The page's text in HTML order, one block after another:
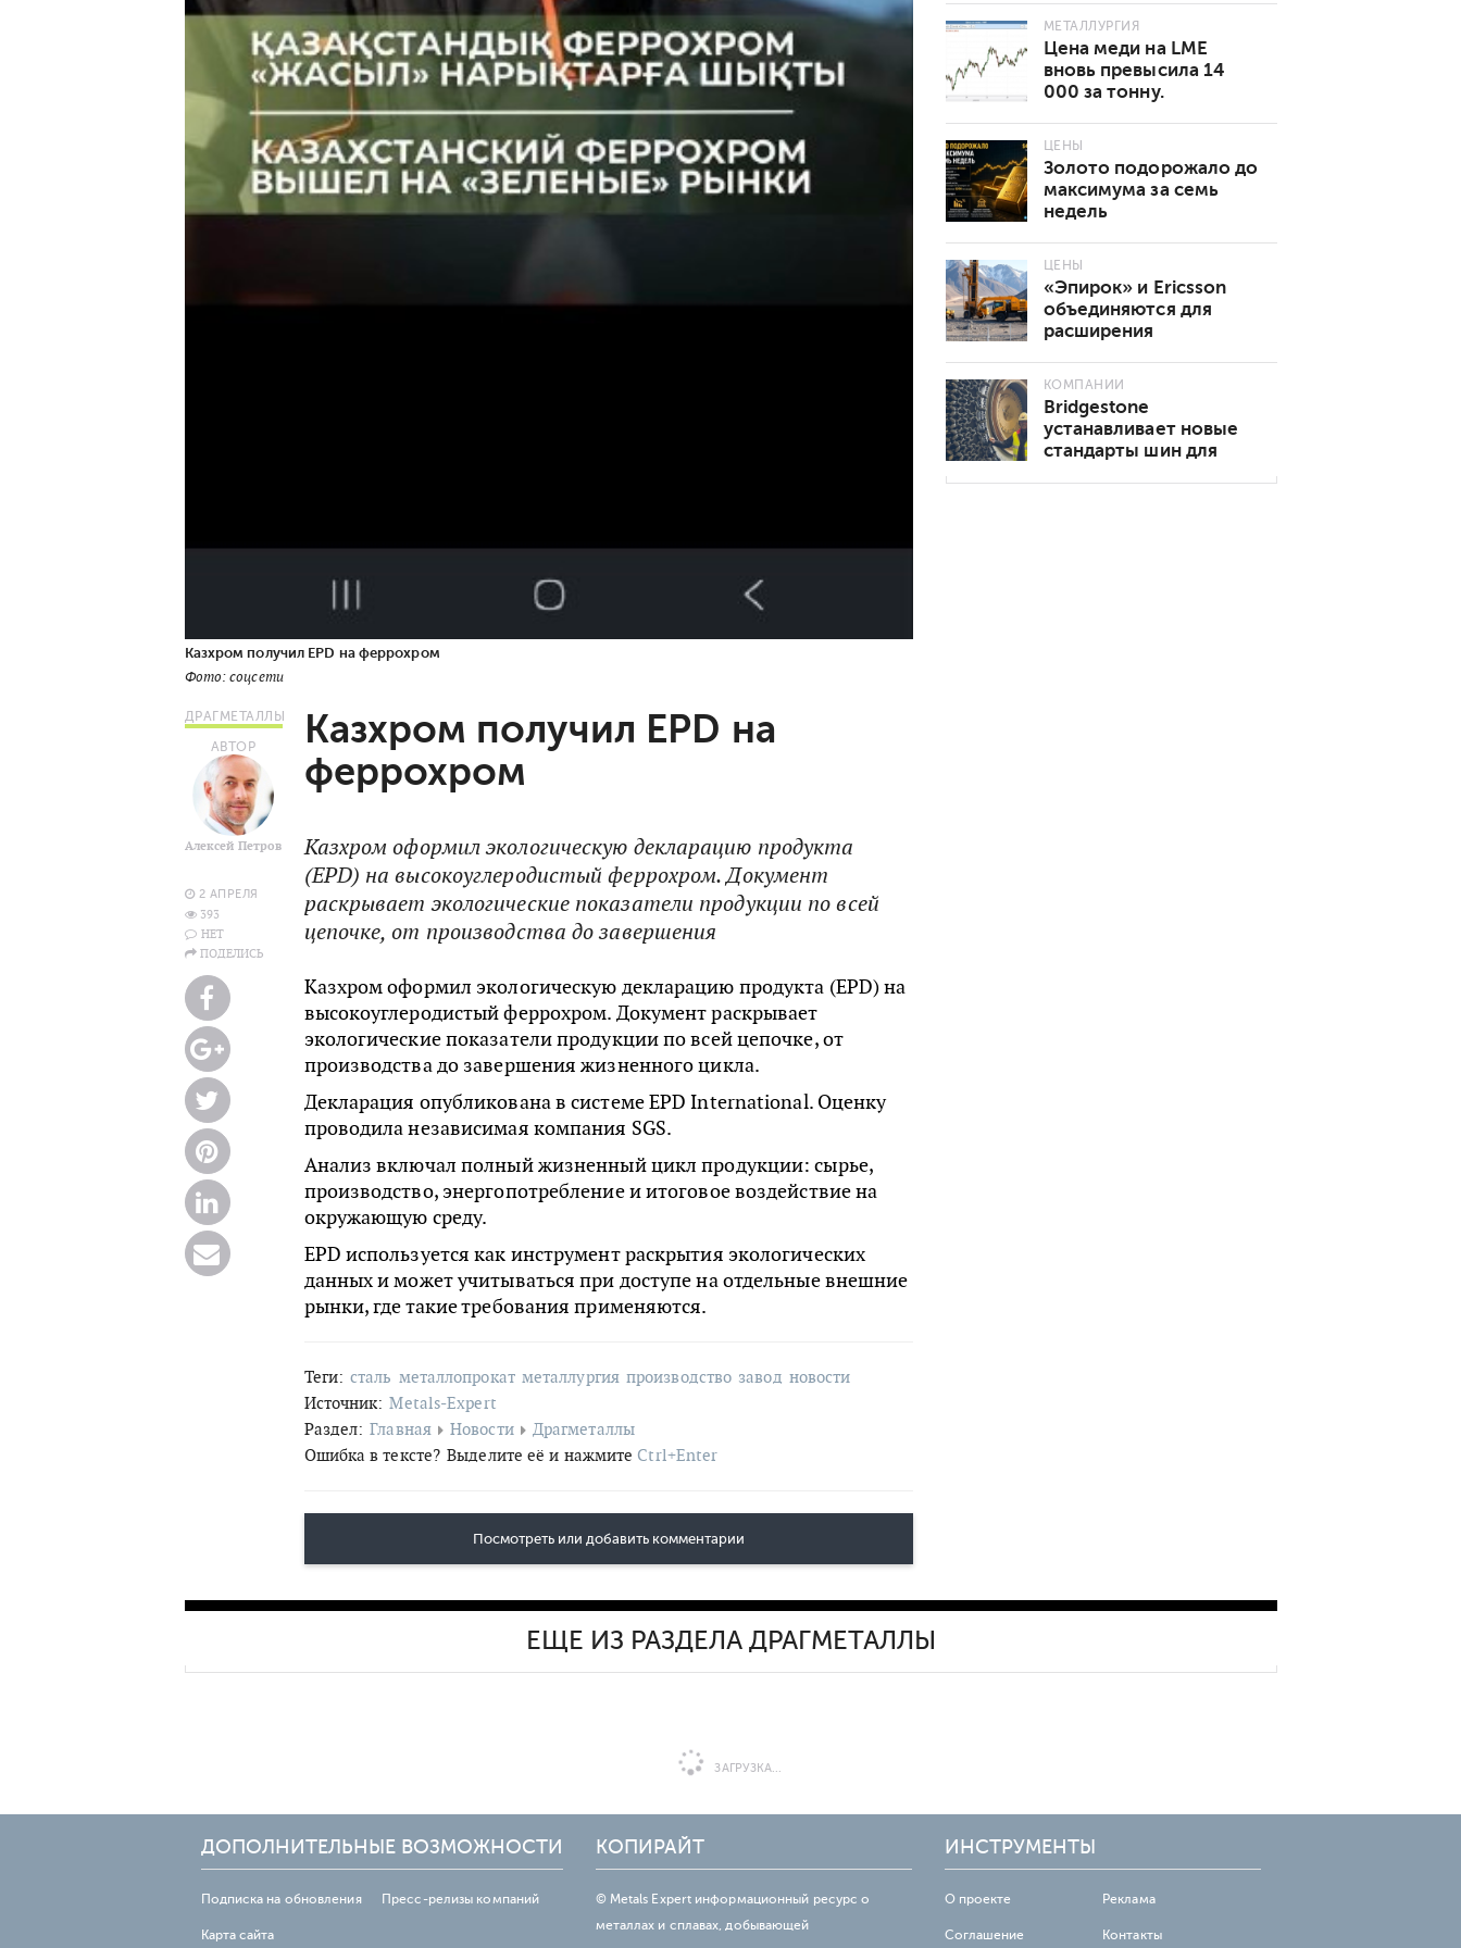
Казхром получил EPD на феррохром
Фото: соцсети
ДРАГМЕТАЛЛЫ
АВТОР
Алексей Петров
2 АПРЕЛЯ
393
НЕТ
ПОДЕЛИСЬ
Казхром получил EPD на
феррохром
Казхром оформил экологическую декларацию продукта
(EPD) на высокоуглеродистый феррохром. Документ
раскрывает экологические показатели продукции по всей
цепочке, от производства до завершения
Казхром оформил экологическую декларацию продукта (EPD) на
высокоуглеродистый феррохром. Документ раскрывает
экологические показатели продукции по всей цепочке, от
производства до завершения жизненного цикла.
Декларация опубликована в системе EPD International. Оценку
проводила независимая компания SGS.
Анализ включал полный жизненный цикл продукции: сырье,
производство, энергопотребление и итоговое воздействие на
окружающую среду.
EPD используется как инструмент раскрытия экологических
данных и может учитываться при доступе на отдельные внешние
рынки, где такие требования применяются.
Теги: сталь металлопрокат металлургия производство завод новости
Источник: Metals-Expert
Раздел: Главная Новости
Драгметаллы
Ошибка в тексте? Выделите её и нажмите Ctrl+Enter
Посмотреть или добавить комментарии
МЕТАЛЛУРГИЯ
Цена меди на LME
вновь превысила 14
000 за тонну.
роста
ЦЕНЫ
Золото подорожало до
максимума за семь
недель
ЦЕНЫ
«Эпирок» и Ericsson
объединяются для
расширения
подключения 5G в
горнодобывающей
промышленности
КОМПАНИИ
Bridgestone
устанавливает новые
стандарты шин для
ЕЩЕ ИЗ РАЗДЕЛА ДРАГМЕТАЛЛЫ
ЗАГРУЗКА...
ДОПОЛНИТЕЛЬНЫЕ ВОЗМОЖНОСТИ
Подписка на обновления Пресс-релизы компаний
Карта сайта
КОПИРАЙТ
© Metals Expert информационный ресурс о
металлах и сплавах, добывающей
ИНСТРУМЕНТЫ
О проекте Реклама
Соглашение Контакты